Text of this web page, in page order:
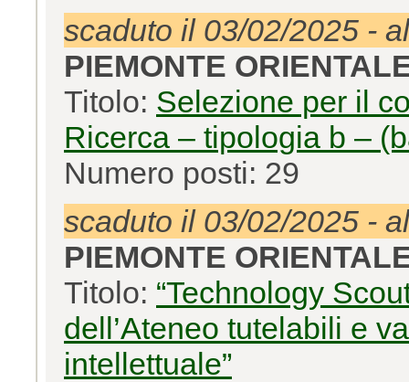
scaduto il 03/02/2025 -
PIEMONTE
Titolo: Selezione per il
Ricerca – tipologia b –
Numero posti: 29
scaduto il 03/02/2025 -
PIEMONTE
Titolo: “Technology
dell’Ateneo tutelabili e
intellettuale”